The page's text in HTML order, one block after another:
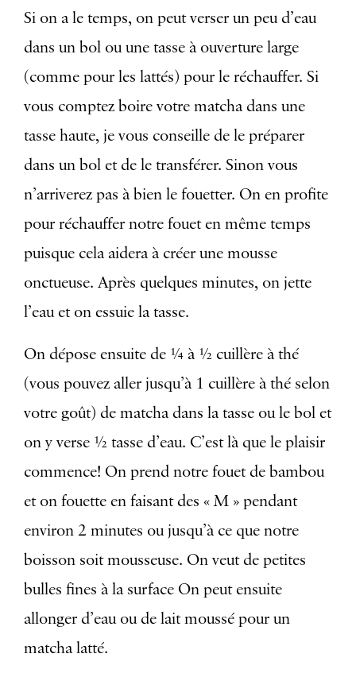
Si on a le temps, on peut verser un peu d’eau
dans un bol ou une tasse à ouverture large
(comme pour les lattés) pour le réchauffer. Si
vous comptez boire votre matcha dans une
tasse haute, je vous conseille de le préparer
dans un bol et de le transférer. Sinon vous
n’arriverez pas à bien le fouetter. On en profite
pour réchauffer notre fouet en même temps
puisque cela aidera à créer une mousse
onctueuse. Après quelques minutes, on jette
l’eau et on essuie la tasse.
On dépose ensuite de ¼ à ½ cuillère à thé
(vous pouvez aller jusqu’à 1 cuillère à thé selon
votre goût) de matcha dans la tasse ou le bol et
on y verse ½ tasse d’eau. C’est là que le plaisir
commence! On prend notre fouet de bambou
et on fouette en faisant des « M » pendant
environ 2 minutes ou jusqu’à ce que notre
boisson soit mousseuse. On veut de petites
bulles fines à la surface On peut ensuite
allonger d’eau ou de lait moussé pour un
matcha latté.